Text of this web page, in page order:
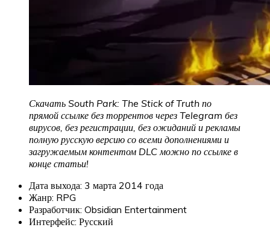
Скачать South Park: The Stick of Truth по
прямой ссылке без торрентов через Telegram без
вирусов, без регистрации, без ожиданий и рекламы
полную русскую версию со всеми дополнениями и
загружаемым контентом DLC можно по ссылке в
конце статьи!
Дата выхода: 3 марта 2014 года
Жанр: RPG
Разработчик: Obsidian Entertainment
Интерфейс: Русский